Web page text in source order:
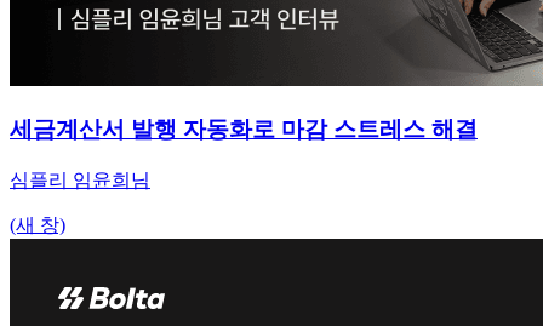
세금계산서 발행 자동화로 마감 스트레스 해결
심플리 임윤희님
(새 창)